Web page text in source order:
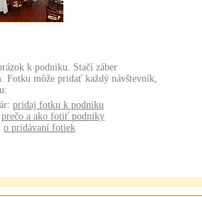
k podniku. Stačí záber
Fotku môže pridať každý návštevník,
pridaj fotku k podniku
prečo a ako fotiť podniky
o pridávaní fotiek